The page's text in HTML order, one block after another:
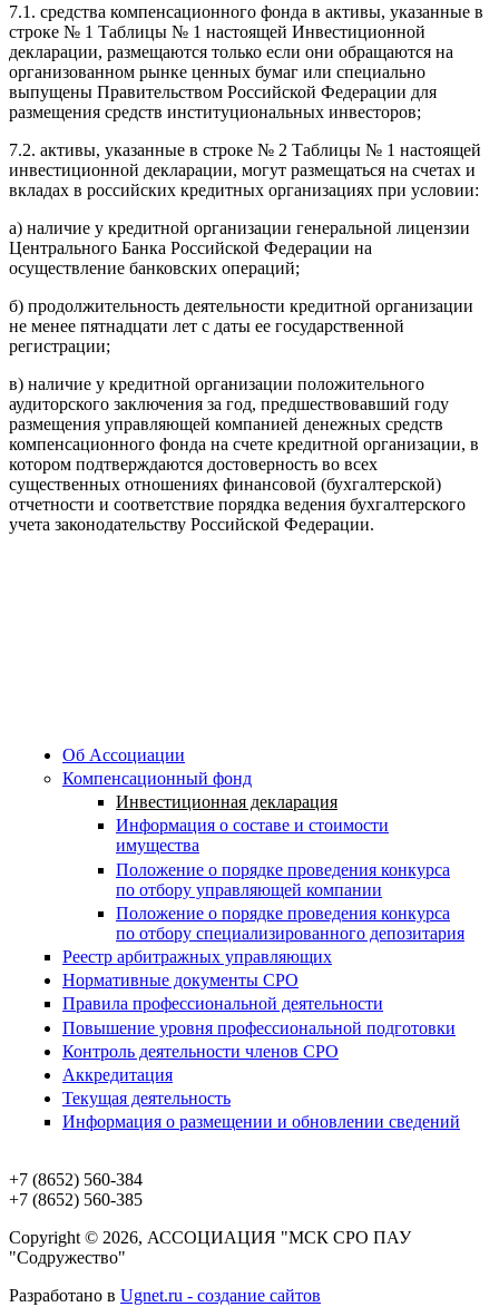
7.1. средства компенсационного фонда в активы, указанные в
строке № 1 Таблицы № 1 настоящей Инвестиционной
декларации, размещаются только если они обращаются на
организованном рынке ценных бумаг или специально
выпущены Правительством Российской Федерации для
размещения средств институциональных инвесторов;
7.2. активы, указанные в строке № 2 Таблицы № 1 настоящей
инвестиционной декларации, могут размещаться на счетах и
вкладах в российских кредитных организациях при условии:
а) наличие у кредитной организации генеральной лицензии
Центрального Банка Российской Федерации на
осуществление банковских операций;
б) продолжительность деятельности кредитной организации
не менее пятнадцати лет с даты ее государственной
регистрации;
в) наличие у кредитной организации положительного
аудиторского заключения за год, предшествовавший году
размещения управляющей компанией денежных средств
компенсационного фонда на счете кредитной организации, в
котором подтверждаются достоверность во всех
существенных отношениях финансовой (бухгалтерской)
отчетности и соответствие порядка ведения бухгалтерского
учета законодательству Российской Федерации.
Об Ассоциации
Компенсационный фонд
Инвестиционная декларация
Информация о составе и стоимости
имущества
Положение о порядке проведения конкурса
по отбору управляющей компании
Положение о порядке проведения конкурса
по отбору специализированного депозитария
Реестр арбитражных управляющих
Нормативные документы СРО
Правила профессиональной деятельности
Повышение уровня профессиональной подготовки
Контроль деятельности членов СРО
Аккредитация
Текущая деятельность
Информация о размещении и обновлении сведений
+7 (8652) 560-384
+7 (8652) 560-385
Copyright © 2026, АССОЦИАЦИЯ "МСК СРО ПАУ
"Содружество"
Разработано в Ugnet.ru - создание сайтов